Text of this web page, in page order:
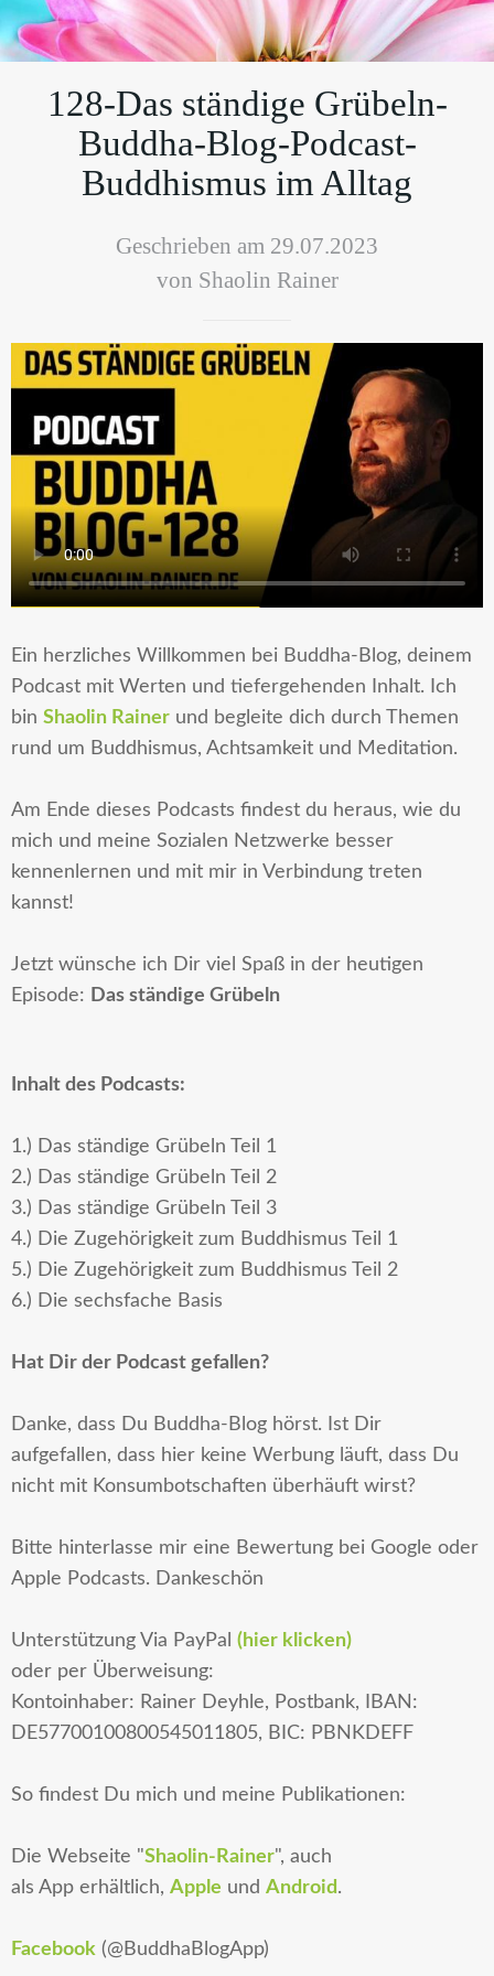
128-Das ständige Grübeln-
Buddha-Blog-Podcast-
Buddhismus im Alltag
Geschrieben am 29.07.2023
von Shaolin Rainer
Ein herzliches Willkommen bei Buddha-Blog, deinem
Podcast mit Werten und tiefergehenden Inhalt. Ich
bin Shaolin Rainer und begleite dich durch Themen
rund um Buddhismus, Achtsamkeit und Meditation.
Am Ende dieses Podcasts findest du heraus, wie du
mich und meine Sozialen Netzwerke besser
kennenlernen und mit mir in Verbindung treten
kannst!
Jetzt wünsche ich Dir viel Spaß in der heutigen
Episode: Das ständige Grübeln
Inhalt des Podcasts:
1.) Das ständige Grübeln Teil 1
2.) Das ständige Grübeln Teil 2
3.) Das ständige Grübeln Teil 3
4.) Die Zugehörigkeit zum Buddhismus Teil 1
5.) Die Zugehörigkeit zum Buddhismus Teil 2
6.) Die sechsfache Basis
Hat Dir der Podcast gefallen?
Danke, dass Du Buddha-Blog hörst. Ist Dir
aufgefallen, dass hier keine Werbung läuft, dass Du
nicht mit Konsumbotschaften überhäuft wirst?
Bitte hinterlasse mir eine Bewertung bei Google oder
Apple Podcasts. Dankeschön
Unterstützung Via PayPal (hier klicken)
oder per Überweisung:
Kontoinhaber: Rainer Deyhle, Postbank, IBAN:
DE57700100800545011805, BIC: PBNKDEFF
So findest Du mich und meine Publikationen:
Die Webseite "Shaolin-Rainer", auch
als App erhältlich, Apple und Android.
Facebook (@BuddhaBlogApp)